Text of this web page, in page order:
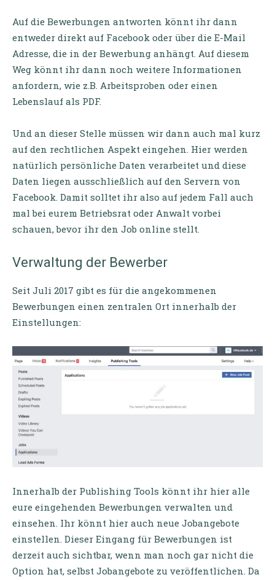
Auf die Bewerbungen antworten könnt ihr dann
entweder direkt auf Facebook oder über die E-Mail
Adresse, die in der Bewerbung anhängt. Auf diesem
Weg könnt ihr dann noch weitere Informationen
anfordern, wie z.B. Arbeitsproben oder einen
Lebenslauf als PDF.
Und an dieser Stelle müssen wir dann auch mal kurz
auf den rechtlichen Aspekt eingehen. Hier werden
natürlich persönliche Daten verarbeitet und diese
Daten liegen ausschließlich auf den Servern von
Facebook. Damit solltet ihr also auf jedem Fall auch
mal bei eurem Betriebsrat oder Anwalt vorbei
schauen, bevor ihr den Job online stellt.
Verwaltung der Bewerber
Seit Juli 2017 gibt es für die angekommenen
Bewerbungen einen zentralen Ort innerhalb der
Einstellungen:
Innerhalb der Publishing Tools könnt ihr hier alle
eure eingehenden Bewerbungen verwalten und
einsehen. Ihr könnt hier auch neue Jobangebote
einstellen. Dieser Eingang für Bewerbungen ist
derzeit auch sichtbar, wenn man noch gar nicht die
Option hat, selbst Jobangebote zu veröffentlichen. Da